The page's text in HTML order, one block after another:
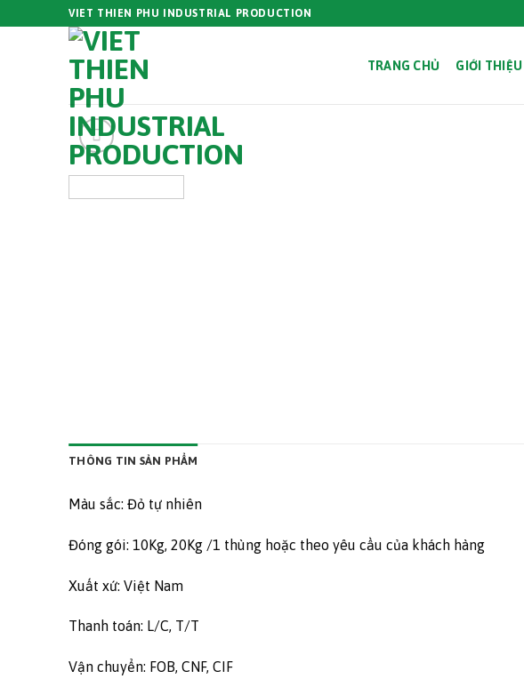
VIET THIEN PHU INDUSTRIAL PRODUCTION
TRANG CHỦ GIỚI THIỆU
THÔNG TIN SẢN PHẨM
Màu sắc: Đỏ tự nhiên
Đóng gói: 10Kg, 20Kg /1 thùng hoặc theo yêu cầu của khách hàng
Xuất xứ: Việt Nam
Thanh toán: L/C, T/T
Vận chuyển: FOB, CNF, CIF